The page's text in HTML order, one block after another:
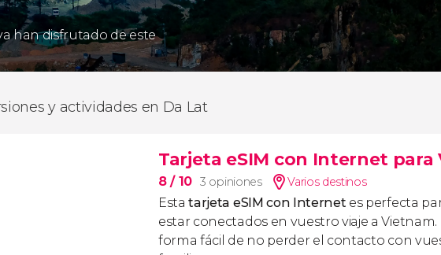
han disfrutado de este
y actividades en Da Lat
Tarjeta eSIM con Internet para
8/ 10 3 opiniones Varios destinos
Estatarjeta eSIM con Internet es perfecta
estar conectados en vuestro viaje a Vietnam.
forma fácil de no perder el contacto con